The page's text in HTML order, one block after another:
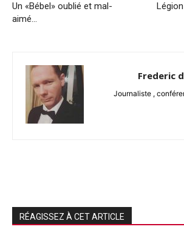
Un «Bébel» oublié et mal-
aimé…
Frederic
Journaliste ,
RÉAGISSEZ À CET ARTICLE